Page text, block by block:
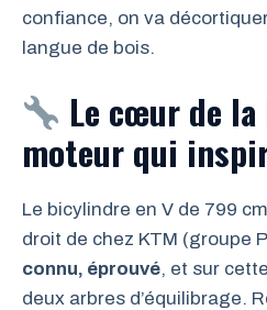
confiance, on va
langue de bois.
Le cœur de
moteur qui
Le bicylindre en V de 799
droit de chez KTM (groupe
connu, éprouvé, et sur
deux arbres d’équilibrage.